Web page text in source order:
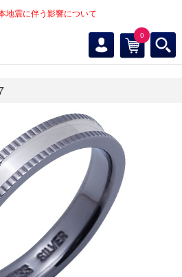
地震に伴う影響について
0